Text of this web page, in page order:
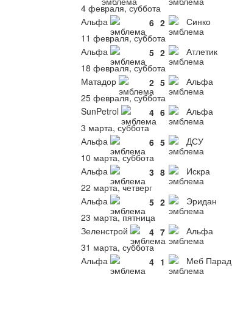
4 февраля, суббота
Альфа
6 2 Синко
11 февраля, суббота
Альфа
5 2 Атлетик
18 февраля, суббота
Матадор
2 5 Альфа
25 февраля, суббота
SunPetrol
4 6 Альфа
3 марта, суббота
Альфа
6 5 ДСУ
10 марта, суббота
Альфа
3 8 Искра
22 марта, четверг
Альфа
5 2 Эридан
23 марта, пятница
Зеленстрой
4 7 Альфа
31 марта, суббота
Альфа
4 1 Меб Парад